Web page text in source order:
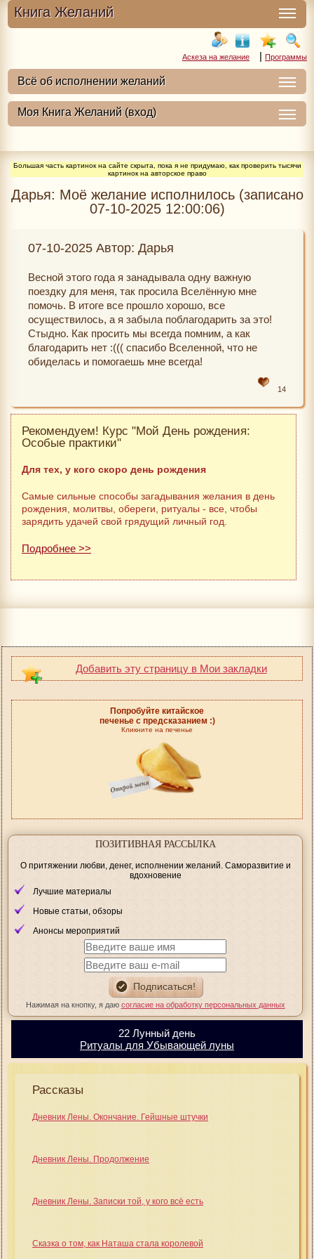
Книга Желаний
Аскеза на желание | Программы
Большая часть картинок на сайте скрыта, пока я не придумаю, как проверить тысячи
картинок на авторское право
Дарья: Моё желание исполнилось (записано
07-10-2025 12:00:06)
07-10-2025 Автор: Дарья
Весной этого года я занадывала одну важную
поездку для меня, так просила Вселённую мне
помочь. В итоге все прошло хорошо, все
осуществилось, а я забыла поблагодарить за это!
Стыдно. Как просить мы всегда помним, а как
благодарить нет :((( спасибо Вселенной, что не
обиделась и помогаешь мне всегда!
14
Рекомендуем! Курс "Мой День рождения:
Особые практики"
Для тех, у кого скоро день рождения
Самые сильные способы загадывания желания в день
рождения, молитвы, обереги, ритуалы - все, чтобы
зарядить удачей свой грядущий личный год.
Подробнее >>
Добавить эту страницу в Мои закладки
Попробуйте китайское
печенье с предсказанием :)
Кликните на печенье
ПОЗИТИВНАЯ РАССЫЛКА
О притяжении любви, денег, исполнении желаний. Саморазвитие и
вдохновение
Лучшие материалы
Новые статьи, обзоры
Анонсы мероприятий
Нажимая на кнопку, я даю согласие на обработку персональных данных
22 Лунный день
Ритуалы для Убывающей луны
Рассказы
Дневник Лены. Окончание. Гейшные штучки
Дневник Лены. Продолжение
Дневник Лены. Записки той, у кого всё есть
Сказка о том, как Наташа стала королевой